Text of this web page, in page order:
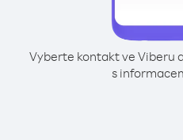
Vyberte kontakt ve Viberu
s